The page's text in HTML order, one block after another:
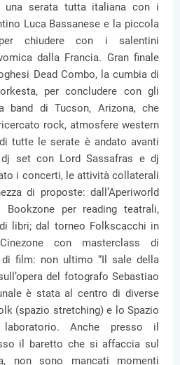
una serata tutta italiana con i
Luca Bassanese e la piccola
chiudere con i salentini
dalla Francia. Gran finale
Dead Combo, la cumbia di
per concludere con gli
band di Tucson, Arizona, che
rock, atmosfere western
tutte le serate è andato avanti
set con Lord Sassafras e dj
i concerti, le attività collaterali
di proposte: dall’Aperiworld
per reading teatrali,
libri; dal torneo Folkscacchi in
con masterclass di
film: non ultimo “Il sale della
del fotografo Sebastiao
è stata al centro di diverse
(spazio stretching) e lo Spazio
Anche presso il
il baretto che si affaccia sul
non sono mancati momenti